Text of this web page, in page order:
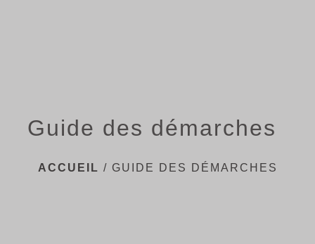
Guide des démarches
ACCUEIL / GUIDE DES DÉMARCHES